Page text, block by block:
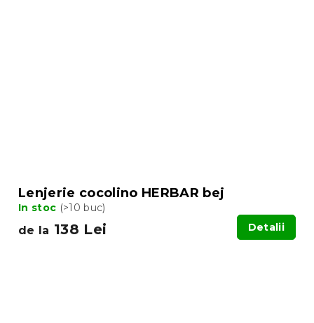
Lenjerie cocolino HERBAR bej
In stoc (>10 buc)
de la 138 Lei Detalii